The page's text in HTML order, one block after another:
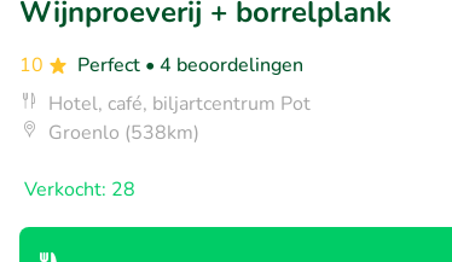
Wijnproeverij + borrelplank
10 Perfect • 4 beoordelingen
Hotel, café, biljartcentrum Pot
Groenlo (538km)
Verkocht: 28